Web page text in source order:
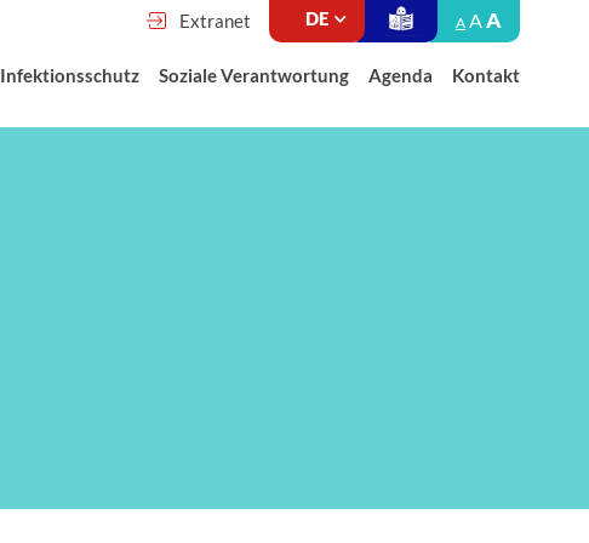
Extranet A AA
Infektionsschutz Soziale Verantwortung Agenda Kontakt